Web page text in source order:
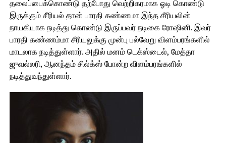
தலைப்பைக்கொண்டு தற்போது வெற்றிகரமாக ஓடி கொண்டு
இருக்கும் சீரியல் தான் பாரதி கண்ணமா இந்த சீரியலின்
நாயகியாக நடித்து கொண்டு இருப்பவர் நடிகை ரோஷினி. இவர்
பாரதி கண்ணம்மா சீரியலுக்கு முன்பு பல்வேறு விளம்பரங்களில்
மாடலாக நடித்துள்ளார். அதில் மனம் டெக்ஸ்டைல், மேத்தா
ஜுவல்லரி, ஆனந்தம் சில்க்ஸ் போன்ற விளம்பரங்களில்
நடித்துவந்துள்ளார்.